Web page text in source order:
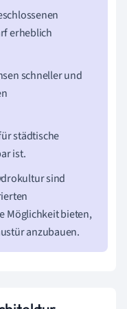
erheblich
schneller und
städtische
ist.
sind
Möglichkeit bieten,
anzubauen.